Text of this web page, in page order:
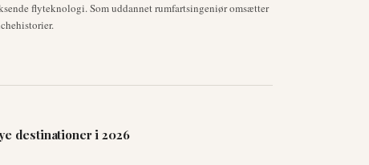
flyteknologi. Som uddannet rumfartsingeniør omsætter
destinationer i 2026